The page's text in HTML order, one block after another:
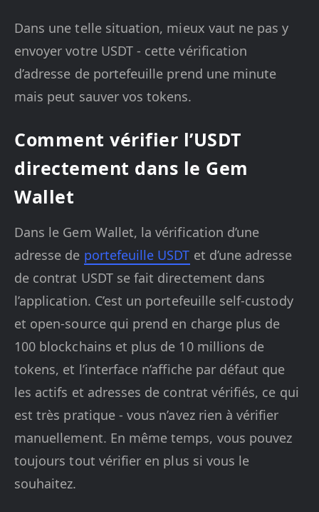
Dans une telle situation, mieux vaut ne pas y
envoyer votre USDT - cette vérification
d’adresse de portefeuille prend une minute
mais peut sauver vos tokens.
Comment vérifier l’USDT
directement dans le Gem
Wallet
Dans le Gem Wallet, la vérification d’une
adresse de portefeuille USDT et d’une adresse
de contrat USDT se fait directement dans
l’application. C’est un portefeuille self-custody
et open-source qui prend en charge plus de
100 blockchains et plus de 10 millions de
tokens, et l’interface n’affiche par défaut que
les actifs et adresses de contrat vérifiés, ce qui
est très pratique - vous n’avez rien à vérifier
manuellement. En même temps, vous pouvez
toujours tout vérifier en plus si vous le
souhaitez.